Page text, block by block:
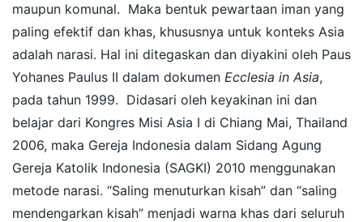
maupun komunal. Maka bentuk pewartaan iman yang
paling efektif dan khas, khususnya untuk konteks Asia
adalah narasi. Hal ini ditegaskan dan diyakini oleh Paus
Yohanes Paulus II dalam dokumen Ecclesia in Asia,
pada tahun 1999. Didasari oleh keyakinan ini dan
belajar dari Kongres Misi Asia I di Chiang Mai, Thailand
2006, maka Gereja Indonesia dalam Sidang Agung
Gereja Katolik Indonesia (SAGKI) 2010 menggunakan
metode narasi. “Saling menuturkan kisah” dan “saling
mendengarkan kisah” menjadi warna khas dari seluruh